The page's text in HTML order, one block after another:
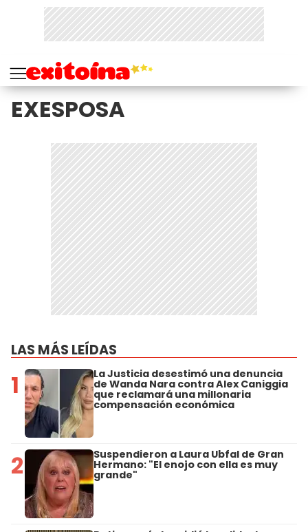
EXESPOSA
LAS MÁS LEÍDAS
1 La Justicia desestimó una denuncia
de Wanda Nara contra Alex Caniggia
que reclamará una millonaria
compensación económica
2 Suspendieron a Laura Ubfal de Gran
Hermano: "El enojo con ella es muy
grande"